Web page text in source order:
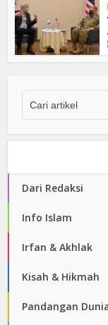
Dari Redaksi
Info Islam
Irfan & Akhlak
Kisah & Hikmah
Pandangan